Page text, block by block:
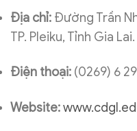
Địa chỉ: Đường Trần
TP. Pleiku, Tỉnh Gia Lai.
Điện thoại: (0269) 6
Website: